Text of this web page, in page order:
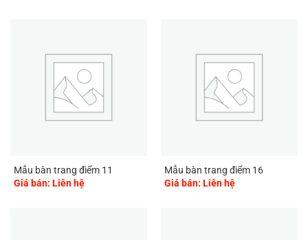
Mẫu bàn trang điểm 11
Giá bán: Liên hệ
Mẫu bàn trang điểm 16
Giá bán: Liên hệ